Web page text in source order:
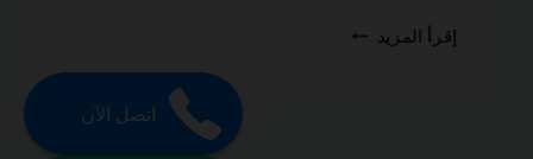
إقرأ المزيد سباكة
اتصل الآن